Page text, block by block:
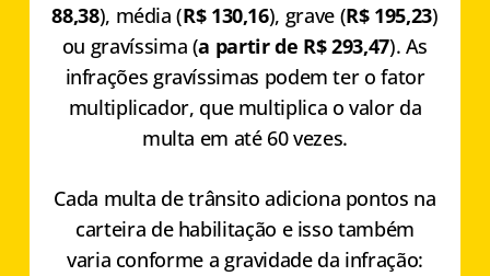
88,38), média (R$ 130,16), grave (R$ 195,23)
ou gravíssima (a partir de R$ 293,47). As
infrações gravíssimas podem ter o fator
multiplicador, que multiplica o valor da
multa em até 60 vezes.
Cada multa de trânsito adiciona pontos na
carteira de habilitação e isso também
varia conforme a gravidade da infração: